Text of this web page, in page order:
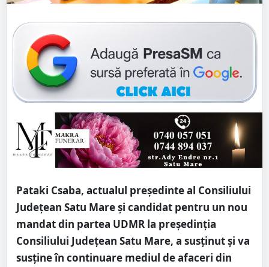
Pataki Csaba, actualul președinte al Consiliului
Județean Satu Mare și candidat pentru un nou
mandat din partea UDMR la președinția
Consiliului Județean Satu Mare, a susținut și va
susține în continuare mediul de afaceri din